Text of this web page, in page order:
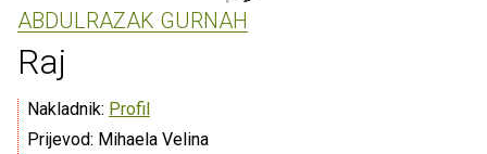
ABDULRAZAK GURNAH
Raj
Nakladnik: Profil
Prijevod: Mihaela Velina